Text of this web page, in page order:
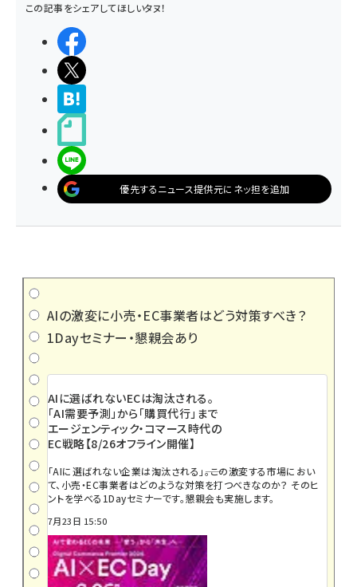
この記事をシェアしてほしいタヌ！
優先するニュース提供元にネッ担を追加
AIの激変に小売・EC事業者はどう対策すべき？
1Dayセミナー・懇親会あり
AIに選ばれないECは淘汰される。
「AI需要予測」から「購買代行」まで
エージェンティック・コマース時代の
EC戦略【8/26オフライン開催】
「AIに選ばれない企業は淘汰される」――。この激変する市場におい
て、小売・EC事業者はどのような対策を打つべきなのか？ そのヒ
ントを学べる1Dayセミナーです。懇親会も実施します。
7月23日 15:50